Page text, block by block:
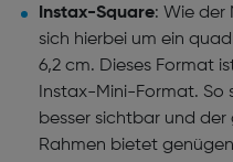
Instax-Square: Wie der
sich hierbei um ein
6,2 cm. Dieses Format
Instax-Mini-Format. So
besser sichtbar und
Rahmen bietet